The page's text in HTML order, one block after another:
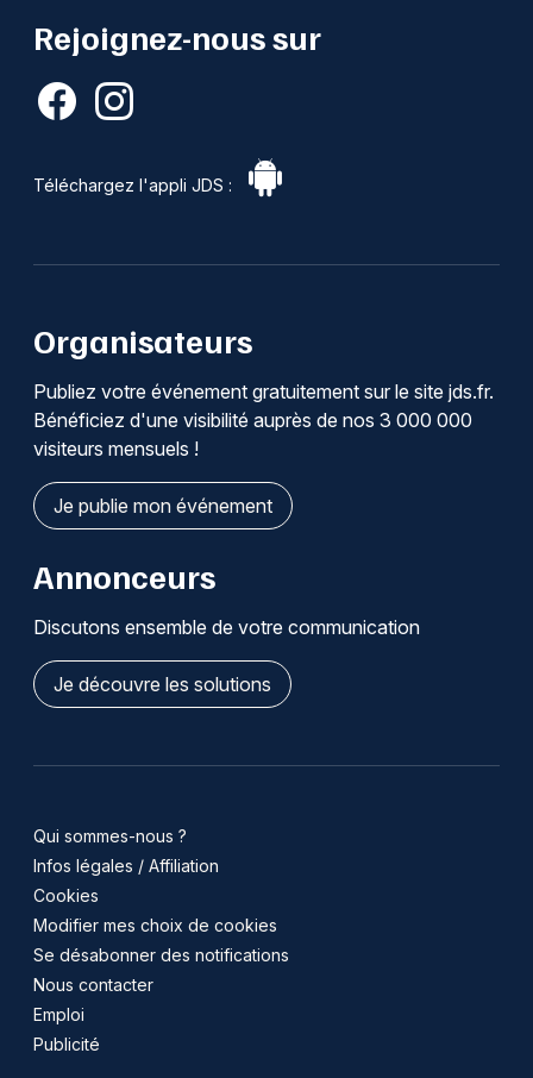
Rejoignez-nous sur
Téléchargez l'appli JDS :
Organisateurs
Publiez votre événement gratuitement sur le site jds.fr.
Bénéficiez d'une visibilité auprès de nos 3 000 000
visiteurs mensuels !
Je publie mon événement
Annonceurs
Discutons ensemble de votre communication
Je découvre les solutions
Qui sommes-nous ?
Infos légales / Affiliation
Cookies
Modifier mes choix de cookies
Se désabonner des notifications
Nous contacter
Emploi
Publicité